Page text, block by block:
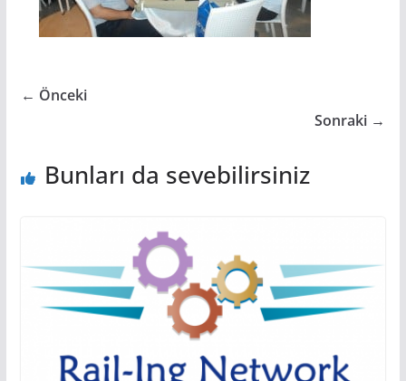
← Önceki
Sonraki →
Bunları da sevebilirsiniz